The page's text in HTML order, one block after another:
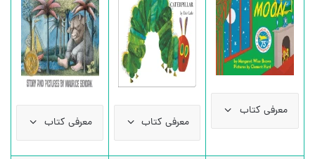
معرفی کتاب
معرفی کتاب معرفی کتاب